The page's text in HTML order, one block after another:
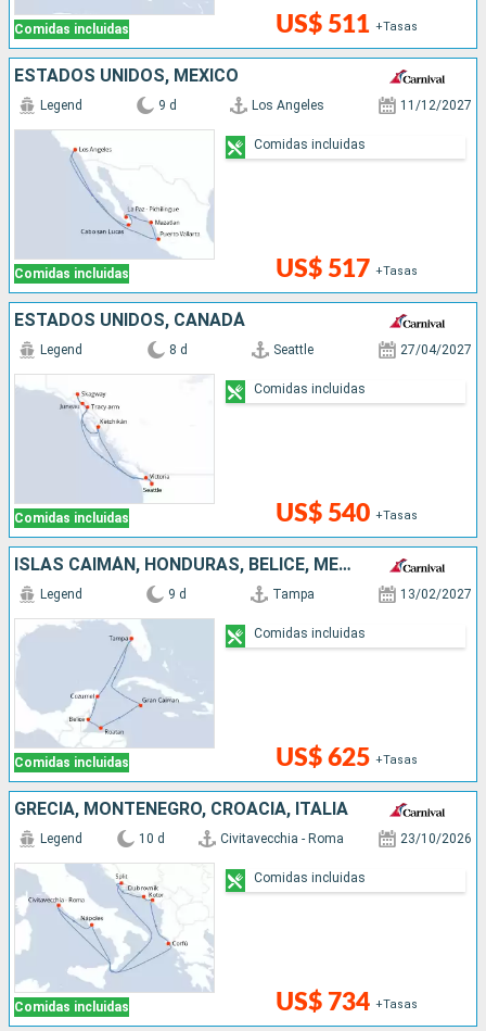
Comidas incluidas US$ 511 +Tasas
ESTADOS UNIDOS, MÉXICO
Comidas incluidas
Legend 9 d Los Angeles 11/12/2027
US$ 517 +Tasas
Comidas incluidas
ESTADOS UNIDOS, CANADÁ
Comidas incluidas
Legend 8 d Seattle 27/04/2027
US$ 540 +Tasas
Comidas incluidas
ISLAS CAIMÁN, HONDURAS, BELICE, MÉXICO, ESTADOS UNIDOS
Comidas incluidas
Legend 9 d Tampa 13/02/2027
US$ 625 +Tasas
Comidas incluidas
GRECIA, MONTENEGRO, CROACIA, ITALIA
Comidas incluidas
Legend 10 d Civitavecchia - Roma 23/10/2026
US$ 734 +Tasas
Comidas incluidas